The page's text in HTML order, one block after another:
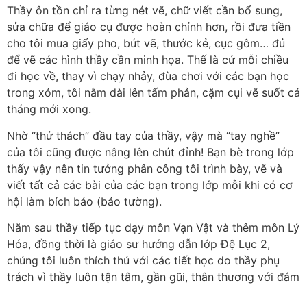
Thầy ôn tồn chỉ ra từng nét vẽ, chữ viết cần bổ sung,
sửa chữa để giáo cụ được hoàn chỉnh hơn, rồi đưa tiền
cho tôi mua giấy pho, bút vẽ, thước kẻ, cục gôm… đủ
để vẽ các hình thầy cần minh họa. Thế là cứ mỗi chiều
đi học về, thay vì chạy nhảy, đùa chơi với các bạn học
trong xóm, tôi nằm dài lên tấm phản, cặm cụi vẽ suốt cả
tháng mới xong.
Nhờ “thử thách” đầu tay của thầy, vậy mà “tay nghề”
của tôi cũng được nâng lên chút đỉnh! Bạn bè trong lớp
thấy vậy nên tin tưởng phân công tôi trình bày, vẽ và
viết tất cả các bài của các bạn trong lớp mỗi khi có cơ
hội làm bích báo (báo tường).
Năm sau thầy tiếp tục dạy môn Vạn Vật và thêm môn Lý
Hóa, đồng thời là giáo sư hướng dẫn lớp Đệ Lục 2,
chúng tôi luôn thích thú với các tiết học do thầy phụ
trách vì thầy luôn tận tâm, gần gũi, thân thương với đám